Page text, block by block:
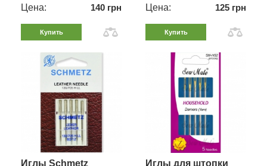
Цена: 140 грн
Купить
Цена: 125 грн
Купить
Иглы Schmetz
Иглы для штопки